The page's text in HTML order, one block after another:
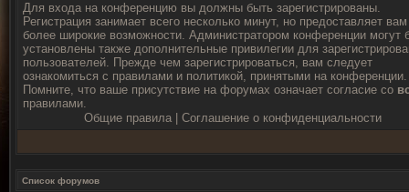
Для входа на конференцию вы должны быть зарегистрированы.
Регистрация занимает всего несколько минут, но предоставляет вам
более широкие возможности. Администратором конференции могут
установлены также дополнительные привилегии для
пользователей. Прежде чем зарегистрироваться, вам следует
ознакомиться с правилами и политикой, принятыми на конференции.
Помните, что ваше присутствие на форумах означает согласие со
правилами.
Общие правила| Соглашение о конфиденциальности
Список форумов